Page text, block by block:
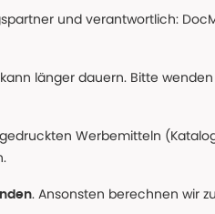
und verantwortlich:
länger dauern. Bitte
Werbemitteln
. Ansonsten berechnen wir